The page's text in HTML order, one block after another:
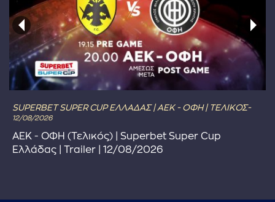
SUPERBET SUPER CUP ΕΛΛΑΔΑΣ | ΑΕΚ - ΟΦΗ | ΤΕΛΙΚΟΣ-
12/08/2026
ΑΕΚ - ΟΦΗ (Τελικός) | Superbet Super Cup
Ελλάδας | Trailer | 12/08/2026